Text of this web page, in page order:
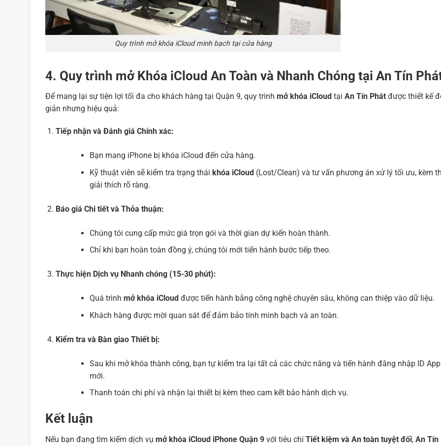
Quy trình mở khóa iCloud minh bạch tại cửa hàng
4. Quy trình mở Khóa iCloud An Toàn và Nhanh Chóng tại An Tín
Để mang lại sự tiện lợi tối đa cho khách hàng tại Quận 9, quy trình mở khóa iCloud tại An Tín Phát được thiết kế
giản nhưng hiệu quả:
Tiếp nhận và Đánh giá Chính xác:
Bạn mang iPhone bị khóa iCloud đến cửa hàng.
Kỹ thuật viên sẽ kiểm tra trạng thái khóa iCloud(Lost/Clean) và tư vấn phương án xử lý tối ưu, kèm
giải thích rõ ràng.
Báo giá Chi tiết và Thỏa thuận:
Chúng tôi cung cấp mức giá trọn gói và thời gian dự kiến hoàn thành.
Chỉ khi bạn hoàn toàn đồng ý, chúng tôi mới tiến hành bước tiếp theo.
Thực hiện Dịch vụ Nhanh chóng (15-30 phút):
Quá trình mở khóa iCloud được tiến hành bằng công nghệ chuyên sâu, không can thiệp vào dữ liệu.
Khách hàng được mời quan sát để đảm bảo tính minh bạch và an toàn.
Kiểm tra và Bàn giao Thiết bị:
Sau khi mở khóa thành công, bạn tự kiểm tra lại tất cả các chức năng và tiến hành đăng nhập ID
mới.
Thanh toán chi phí và nhận lại thiết bị kèm theo cam kết bảo hành dịch vụ.
Kết luận
Nếu bạn đang tìm kiếm dịch vụ mở khóa iCloud iPhone Quận 9 với tiêu chí Tiết kiệm và An toàn tuyệt đối, An Tín